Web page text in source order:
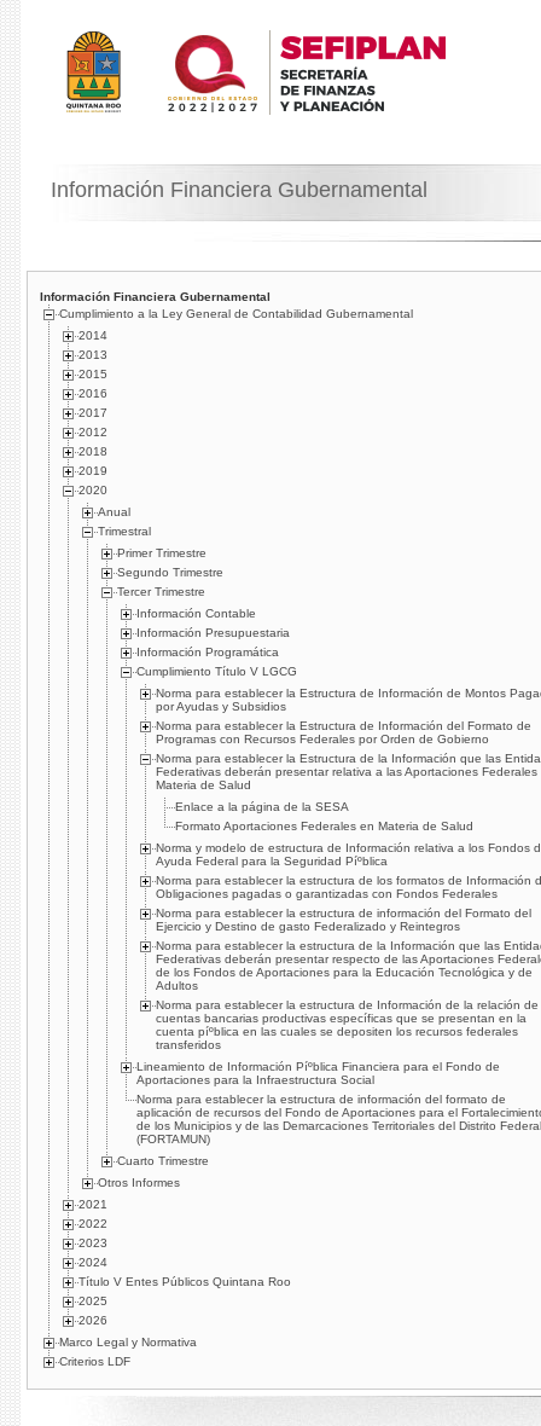
Información Financiera Gubernamental
Información Financiera Gubernamental
Cumplimiento a la Ley General de Contabilidad Gubernamental
2014
2013
2015
2016
2017
2012
2018
2019
2020
Anual
Trimestral
Primer Trimestre
Segundo Trimestre
Tercer Trimestre
Información Contable
Información Presupuestaria
Información Programática
Cumplimiento Tí­tulo V LGCG
Norma para establecer la Estructura de Información de Montos
por Ayudas y Subsidios
Norma para establecer la Estructura de Información del Formato de
Programas con Recursos Federales por Orden de Gobierno
Norma para establecer la Estructura de la Información que las
Federativas deberán presentar relativa a las Aportaciones Federales
Materia de Salud
Enlace a la página de la SESA
Formato Aportaciones Federales en Materia de Salud
Norma y modelo de estructura de Información relativa a los Fondos
Ayuda Federal para la Seguridad Píºblica
Norma para establecer la estructura de los formatos de Información
Obligaciones pagadas o garantizadas con Fondos Federales
Norma para establecer la estructura de información del Formato del
Ejercicio y Destino de gasto Federalizado y Reintegros
Norma para establecer la estructura de la Información que las
Federativas deberán presentar respecto de las Aportaciones
de los Fondos de Aportaciones para la Educación Tecnológica y de
Adultos
Norma para establecer la estructura de Información de la relación de
cuentas bancarias productivas especí­ficas que se presentan en la
cuenta píºblica en las cuales se depositen los recursos federales
transferidos
Lineamiento de Información Píºblica Financiera para el Fondo de
Aportaciones para la Infraestructura Social
Norma para establecer la estructura de información del formato de
aplicación de recursos del Fondo de Aportaciones para el
de los Municipios y de las Demarcaciones Territoriales del Distrito Federal
(FORTAMUN)
Cuarto Trimestre
Otros Informes
2021
2022
2023
2024
Título V Entes Públicos Quintana Roo
2025
2026
Marco Legal y Normativa
Criterios LDF